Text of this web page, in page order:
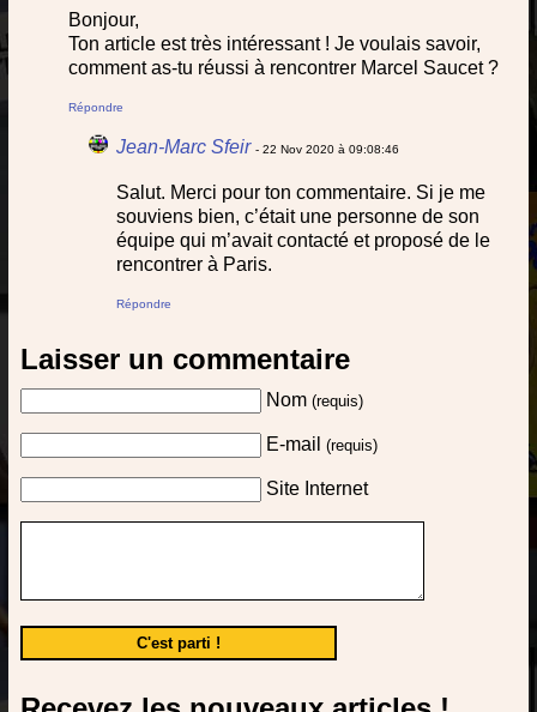
Bonjour,
Ton article est très intéressant ! Je voulais savoir,
comment as-tu réussi à rencontrer Marcel Saucet ?
Répondre
Jean-Marc Sfeir - 22 Nov 2020 à 09:08:46
Salut. Merci pour ton commentaire. Si je me
souviens bien, c’était une personne de son
équipe qui m’avait contacté et proposé de le
rencontrer à Paris.
Répondre
Laisser un commentaire
Nom (requis)
E-mail (requis)
Site Internet